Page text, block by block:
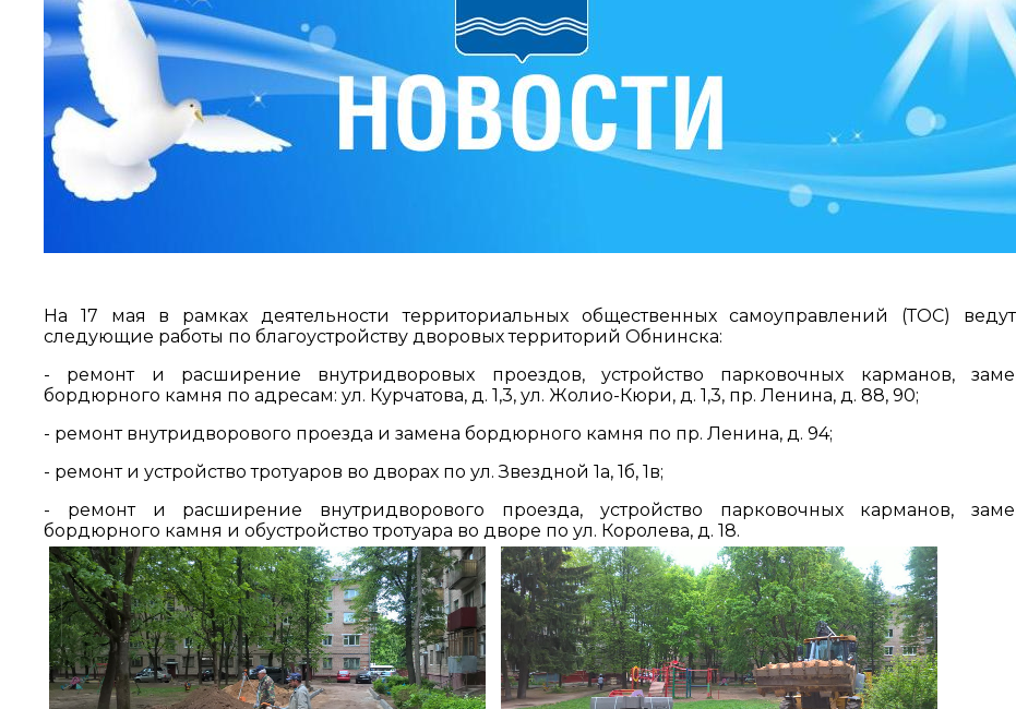
На 17 мая в рамках деятельности территориальных общественных самоуправлений (ТОС)
следующие работы по благоустройству дворовых территорий Обнинска:
- ремонт и расширение внутридворовых проездов, устройство парковочных карманов,
бордюрного камня по адресам: ул. Курчатова, д. 1,3, ул. Жолио-Кюри, д. 1,3, пр. Ленина, д. 88, 90;
- ремонт внутридворового проезда и замена бордюрного камня по пр. Ленина, д. 94;
- ремонт и устройство тротуаров во дворах по ул. Звездной 1а, 1б, 1в;
- ремонт и расширение внутридворового проезда, устройство парковочных карманов,
бордюрного камня и обустройство тротуара во дворе по ул. Королева, д. 18.